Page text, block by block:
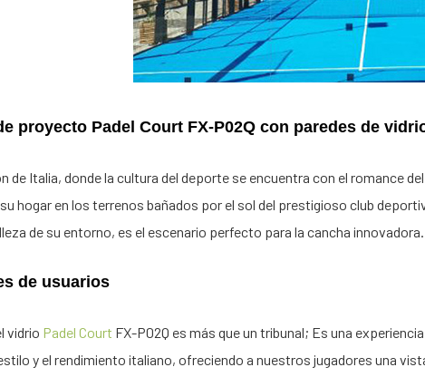
proyecto Padel Court FX-P02Q con paredes de
de Italia, donde la cultura del deporte se encuentra con el romance
hogar en los terrenos bañados por el sol del prestigioso club
de su entorno, es el escenario perfecto para la cancha innovadora.
de usuarios
vidrio Padel Court FX-P02Q es más que un tribunal; Es una
y el rendimiento italiano, ofreciendo a nuestros jugadores una